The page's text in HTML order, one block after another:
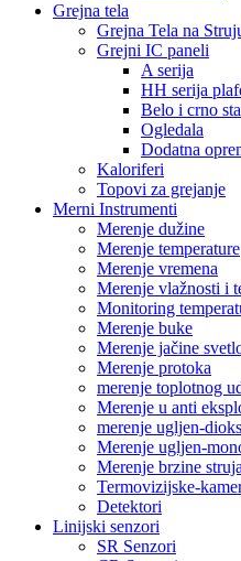
Grejna tela
Grejna Tela na
Grejni IC paneli
A serija
HH serija
Belo i crno
Ogledala
Dodatna
Kaloriferi
Topovi za grejanje
Merni Instrumenti
Merenje dužine
Merenje temperature
Merenje vremena
Merenje vlažnosti i
Monitoring
Merenje buke
Merenje jačine
Merenje protoka
merenje toplotnog
Merenje u anti
merenje ugljen-
Merenje ugljen-
Merenje brzine
Termovizijske-
Detektori
Linijski senzori
SR Senzori